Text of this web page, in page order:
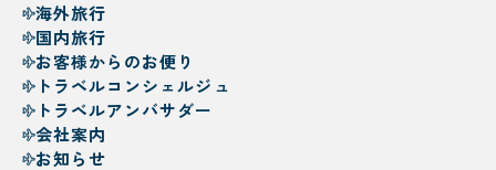
海外旅行
国内旅行
お客様からのお便り
トラベルコンシェルジュ
トラベルアンバサダー
会社案内
お知らせ